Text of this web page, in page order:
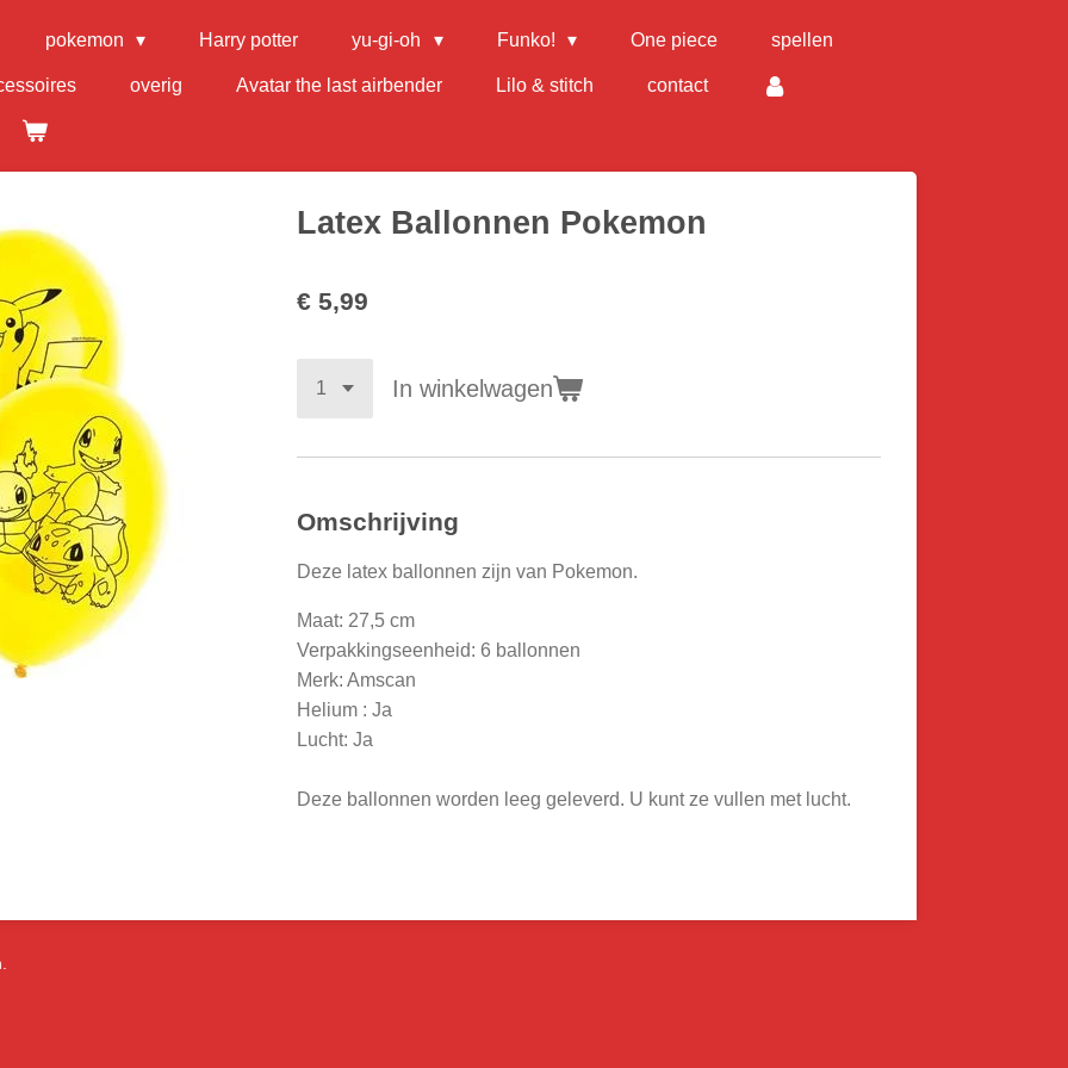
pokemon Harry potter yu-gi-oh Funko! One piece spellen
overig Avatar the last airbender Lilo & stitch contact
Latex Ballonnen Pokemon
€ 5,99
In winkelwagen
Omschrijving
Deze latex ballonnen zijn van Pokemon.
Maat: 27,5 cm
Verpakkingseenheid: 6 ballonnen
Merk: Amscan
Helium : Ja
Lucht: Ja
Deze ballonnen worden leeg geleverd. U kunt ze vullen met lucht.